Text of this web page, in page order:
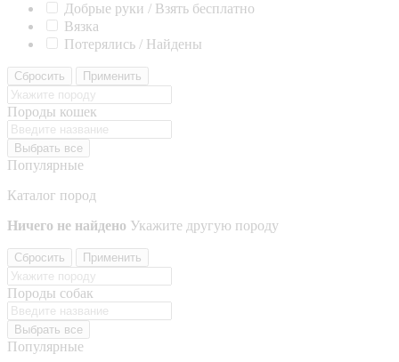
Добрые руки / Взять бесплатно
Вязка
Потерялись / Найдены
Сбросить Применить
Породы кошек
Выбрать все
Популярные
Каталог пород
Ничего не найдено Укажите другую породу
Сбросить Применить
Породы собак
Выбрать все
Популярные